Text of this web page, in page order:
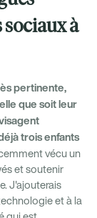
sociaux à
pertinente,
que soit leur
trois enfants
vécu un
et soutenir
J'ajouterais
et à la